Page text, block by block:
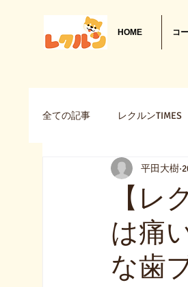
HOME コ
全ての記事 レクルンTIMES
新商品・新サービス
【
は痛
な歯
平田大樹